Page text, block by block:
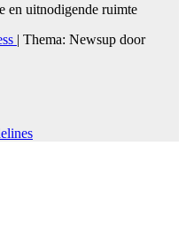
en uitnodigende ruimte
| Thema: Newsup door